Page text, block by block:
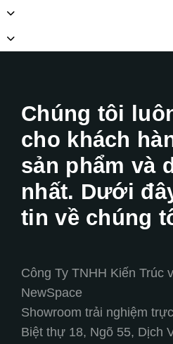
Chúng tôi
cho khách
sản phẩm và
nhất. Dưới
tin về chúng
Công Ty TNHH Kiến Trúc
NewSpace
Showroom trải nghiệm
Biệt thự 18, Ngõ 55, Dịch